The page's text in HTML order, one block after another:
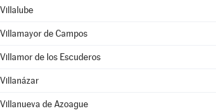
Villalube
Villamayor de Campos
Villamor de los Escuderos
Villanázar
Villanueva de Azoague